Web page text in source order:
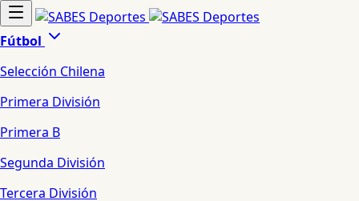
Fútbol
Selección Chilena
Primera División
Primera B
Segunda División
Tercera División